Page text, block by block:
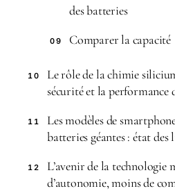
des batteries
09 Comparer la capacité
10
Le rôle de la chimie
sécurité et la performance
11
Les modèles de
batteries géantes : état des
12
L’avenir de la technologie
d’autonomie, moins de